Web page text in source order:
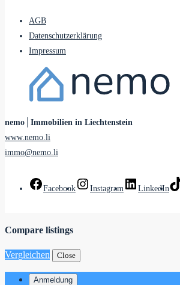
AGB
Datenschutzerklärung
Impressum
nemo│Immobilien in Liechtenstein
www.nemo.li
immo@nemo.li
Facebook Instagram LinkedIn
Compare listings
Vergleichen Close
Anmeldung